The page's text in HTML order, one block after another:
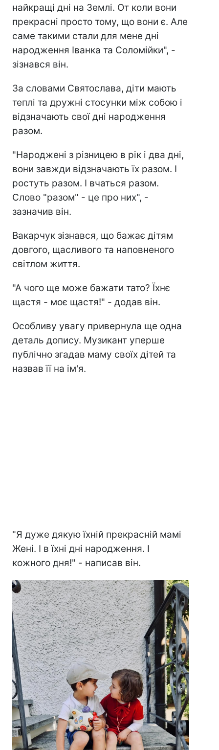
найкращі дні на Землі. От коли вони
прекрасні просто тому, що вони є. Але
саме такими стали для мене дні
народження Іванка та Соломійки", -
зізнався він.
За словами Святослава, діти мають
теплі та дружні стосунки між собою і
відзначають свої дні народження
разом.
"Народжені з різницею в рік і два дні,
вони завжди відзначають їх разом. І
ростуть разом. І вчаться разом.
Слово "разом" - це про них", -
зазначив він.
Вакарчук зізнався, що бажає дітям
довгого, щасливого та наповненого
світлом життя.
"А чого ще може бажати тато? Їхнє
щастя - моє щастя!" - додав він.
Особливу увагу привернула ще одна
деталь допису. Музикант уперше
публічно згадав маму своїх дітей та
назвав її на ім'я.
"Я дуже дякую їхній прекрасній мамі
Жені. І в їхні дні народження. І
кожного дня!" - написав він.